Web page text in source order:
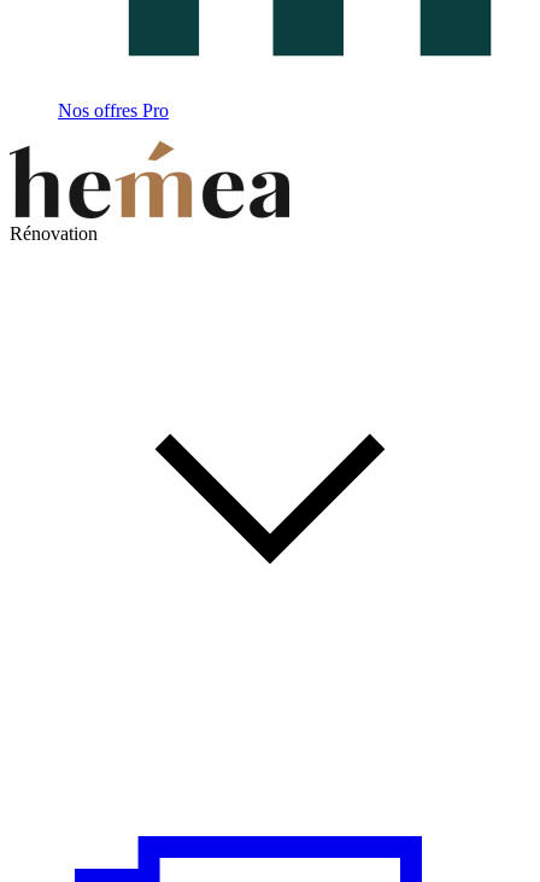
Nos offres Pro
Rénovation